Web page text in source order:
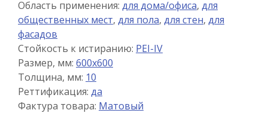
Область применения: для дома/офиса, для
общественных мест, для пола, для стен, для
фасадов
Стойкость к истиранию: PEI-IV
Размер, мм: 600x600
Толщина, мм: 10
Реттификация: да
Фактура товара: Матовый